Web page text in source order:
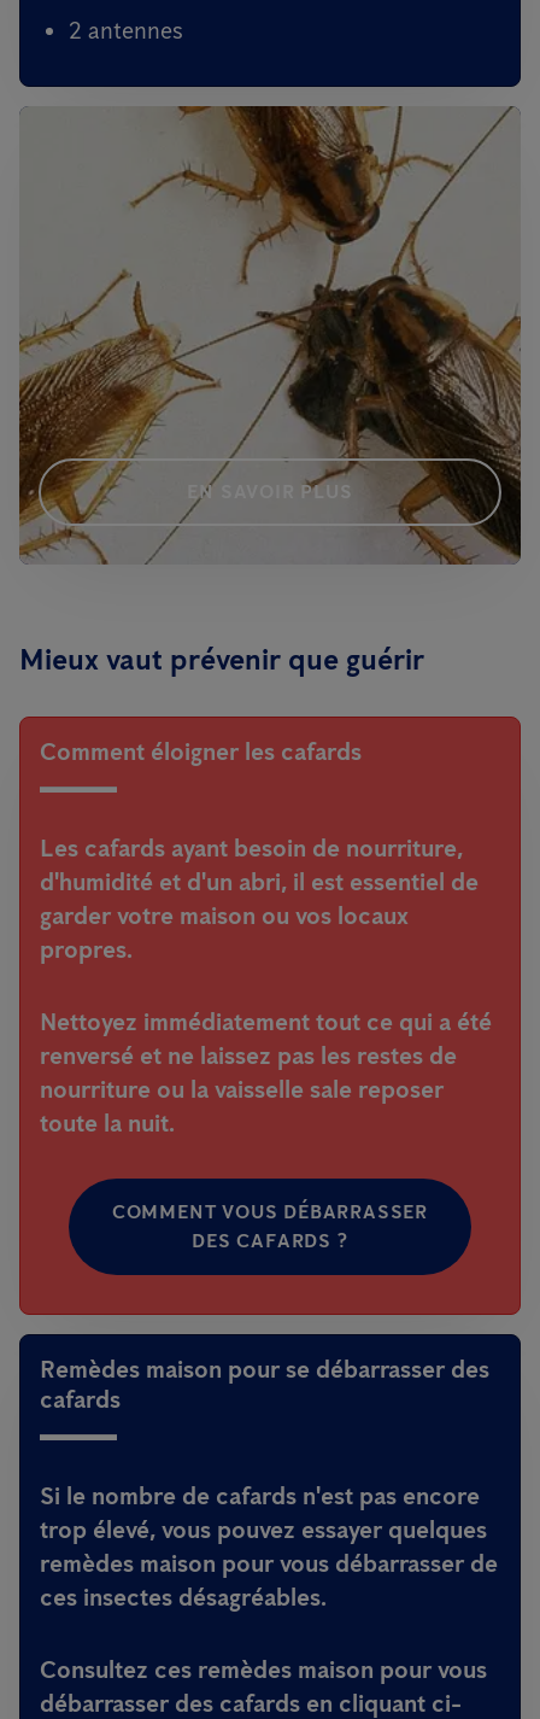
2 antennes
EN SAVOIR PLUS
Mieux vaut prévenir que guérir
Comment éloigner les cafards
Les cafards ayant besoin de nourriture,
d'humidité et d'un abri, il est essentiel de
garder votre maison ou vos locaux
propres.
Nettoyez immédiatement tout ce qui a été
renversé et ne laissez pas les restes de
nourriture ou la vaisselle sale reposer
toute la nuit.
COMMENT VOUS DÉBARRASSER
DES CAFARDS ?
Remèdes maison pour se débarrasser des
cafards
Si le nombre de cafards n'est pas encore
trop élevé, vous pouvez essayer quelques
remèdes maison pour vous débarrasser de
ces insectes désagréables.
Consultez ces remèdes maison pour vous
débarrasser des cafards en cliquant ci-